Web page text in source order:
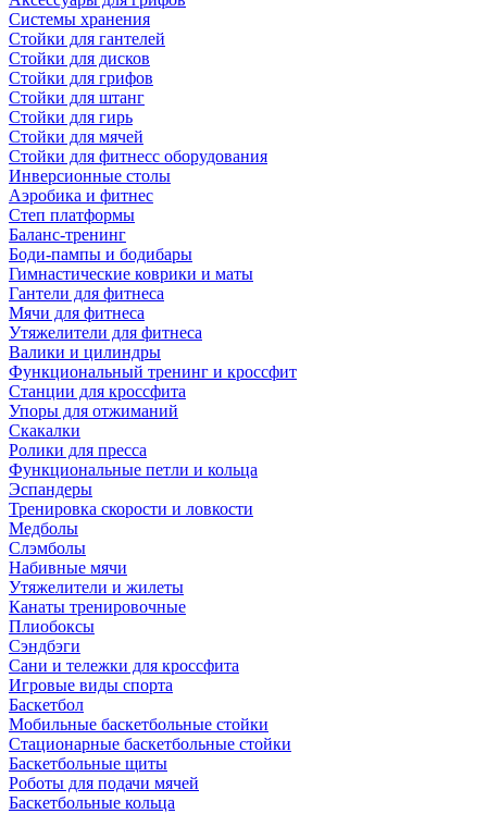
Системы хранения
Стойки для гантелей
Стойки для дисков
Стойки для грифов
Стойки для штанг
Стойки для гирь
Стойки для мячей
Стойки для фитнесс оборудования
Инверсионные столы
Аэробика и фитнес
Степ платформы
Баланс-тренинг
Боди-пампы и бодибары
Гимнастические коврики и маты
Гантели для фитнеса
Мячи для фитнеса
Утяжелители для фитнеса
Валики и цилиндры
Функциональный тренинг и кроссфит
Станции для кроссфита
Упоры для отжиманий
Скакалки
Ролики для пресса
Функциональные петли и кольца
Эспандеры
Тренировка скорости и ловкости
Медболы
Слэмболы
Набивные мячи
Утяжелители и жилеты
Канаты тренировочные
Плиобоксы
Сэндбэги
Сани и тележки для кроссфита
Игровые виды спорта
Баскетбол
Мобильные баскетбольные стойки
Стационарные баскетбольные стойки
Баскетбольные щиты
Роботы для подачи мячей
Баскетбольные кольца